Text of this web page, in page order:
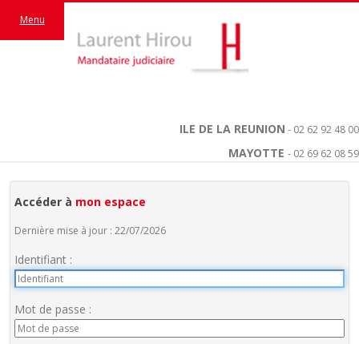
ILE DE LA REUNION - 02 62 92 48 00
MAYOTTE - 02 69 62 08 59
Menu
Accéder à mon espace
Dernière mise à jour : 22/07/2026
Identifiant :
Mot de passe :